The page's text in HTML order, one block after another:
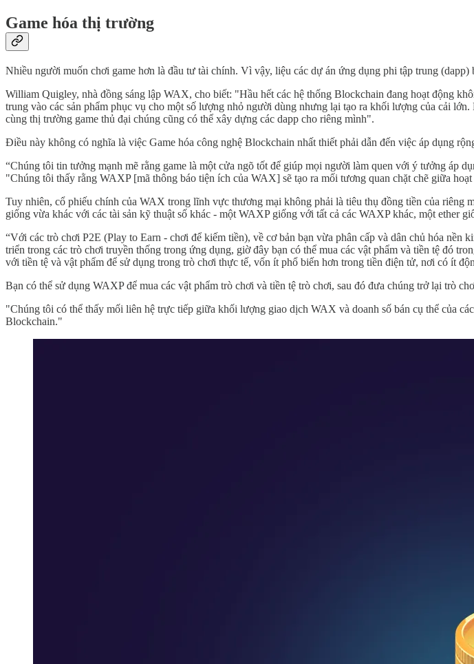
Game hóa thị trường
Nhiều người muốn chơi game hơn là đầu tư tài chính. Vì vậy, liệu các dự án ứng dụng phi tập trung
William Quigley, nhà đồng sáng lập WAX, cho biết: "Hầu hết các hệ thống Blockchain đang hoạt động
trung vào các sản phẩm phục vụ cho một số lượng nhỏ người dùng nhưng lại tạo ra khối lượng của cải
cùng thị trường game thủ đại chúng cũng có thể xây dựng các dapp cho riêng mình".
Điều này không có nghĩa là việc Game hóa công nghệ Blockchain nhất thiết phải dẫn đến việc áp dụng
“Chúng tôi tin tưởng mạnh mẽ rằng game là một cửa ngõ tốt để giúp mọi người làm quen với ý tưởng áp
"Chúng tôi thấy rằng WAXP [mã thông báo tiện ích của WAX] sẽ tạo ra mối tương quan chặt chẽ giữa
Tuy nhiên, cổ phiếu chính của WAX trong lĩnh vực thương mại không phải là tiêu thụ đồng tiền của
giống vừa khác với các tài sản kỹ thuật số khác - một WAXP giống với tất cả các WAXP khác, một ether
“Với các trò chơi P2E (Play to Earn - chơi để kiếm tiền), về cơ bản bạn vừa phân cấp và dân chủ hóa
triển trong các trò chơi truyền thống trong ứng dụng, giờ đây bạn có thể mua các vật phẩm và tiền tệ đó
với tiền tệ và vật phẩm để sử dụng trong trò chơi thực tế, vốn ít phổ biến hơn trong tiền điện tử, nơi có ít
Bạn có thể sử dụng WAXP để mua các vật phẩm trò chơi và tiền tệ trò chơi, sau đó đưa chúng trở lại trò
"Chúng tôi có thể thấy mối liên hệ trực tiếp giữa khối lượng giao dịch WAX và doanh số bán cụ thể của
Blockchain."